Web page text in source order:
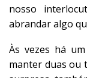
nosso
abrandar algo
Às vezes há
manter duas ou